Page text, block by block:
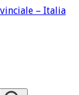
– Italia